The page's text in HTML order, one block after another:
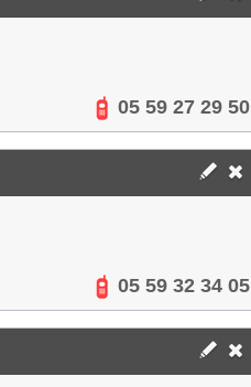
05 59 27 29 50
05 59 32 34 05